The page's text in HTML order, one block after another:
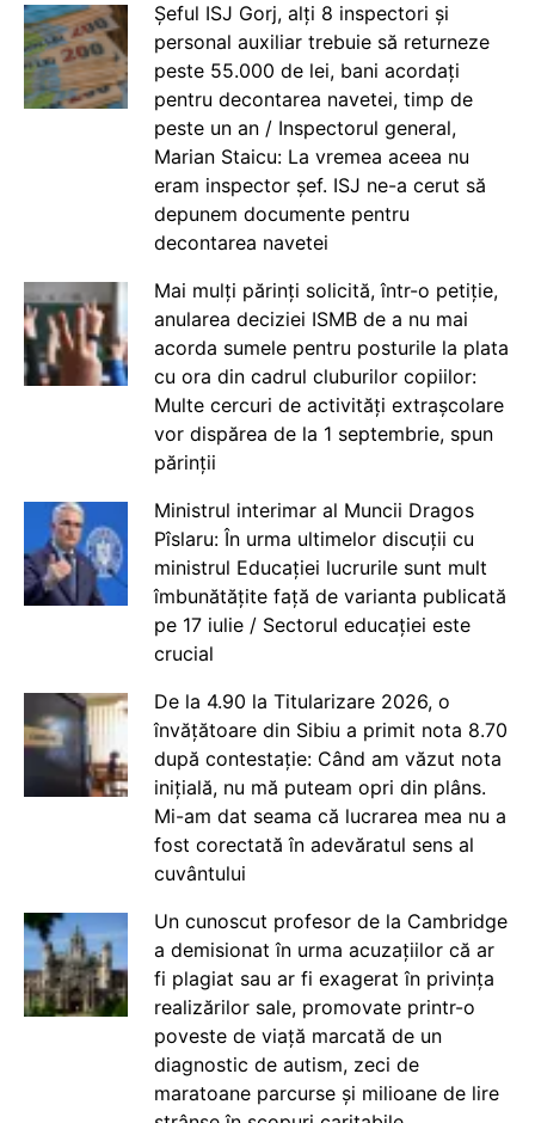
Șeful ISJ Gorj, alți 8 inspectori și
personal auxiliar trebuie să returneze
peste 55.000 de lei, bani acordați
pentru decontarea navetei, timp de
peste un an / Inspectorul general,
Marian Staicu: La vremea aceea nu
eram inspector șef. ISJ ne-a cerut să
depunem documente pentru
decontarea navetei
Mai mulți părinți solicită, într-o petiție,
anularea deciziei ISMB de a nu mai
acorda sumele pentru posturile la plata
cu ora din cadrul cluburilor copiilor:
Multe cercuri de activități extrașcolare
vor dispărea de la 1 septembrie, spun
părinții
Ministrul interimar al Muncii Dragos
Pîslaru: În urma ultimelor discuții cu
ministrul Educației lucrurile sunt mult
îmbunătățite față de varianta publicată
pe 17 iulie / Sectorul educației este
crucial
De la 4.90 la Titularizare 2026, o
învățătoare din Sibiu a primit nota 8.70
după contestație: Când am văzut nota
inițială, nu mă puteam opri din plâns.
Mi-am dat seama că lucrarea mea nu a
fost corectată în adevăratul sens al
cuvântului
Un cunoscut profesor de la Cambridge
a demisionat în urma acuzațiilor că ar
fi plagiat sau ar fi exagerat în privința
realizărilor sale, promovate printr-o
poveste de viață marcată de un
diagnostic de autism, zeci de
maratoane parcurse și milioane de lire